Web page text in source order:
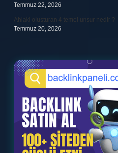
Temmuz 22, 2026
Ahlaki oluşturan 4 temel unsur nedir ?
Temmuz 20, 2026